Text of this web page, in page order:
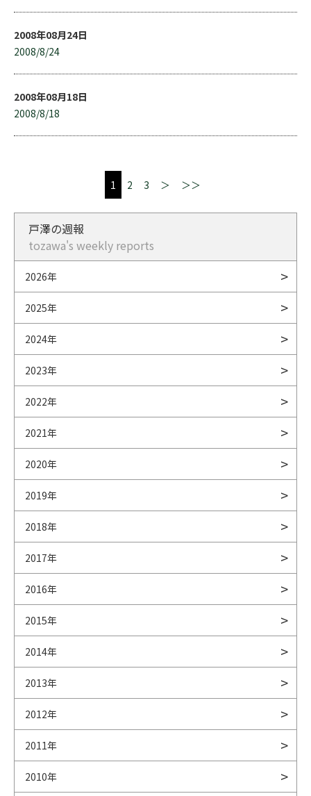
2008年08月24日
2008/8/24
2008年08月18日
2008/8/18
1 2 3 ＞ ＞＞
戸澤の週報
tozawa's weekly reports
2026年
2025年
2024年
2023年
2022年
2021年
2020年
2019年
2018年
2017年
2016年
2015年
2014年
2013年
2012年
2011年
2010年